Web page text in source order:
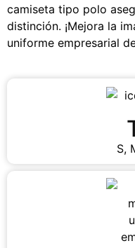
camiseta tipo polo
distinción. ¡Mejora la
uniforme empresarial
S,